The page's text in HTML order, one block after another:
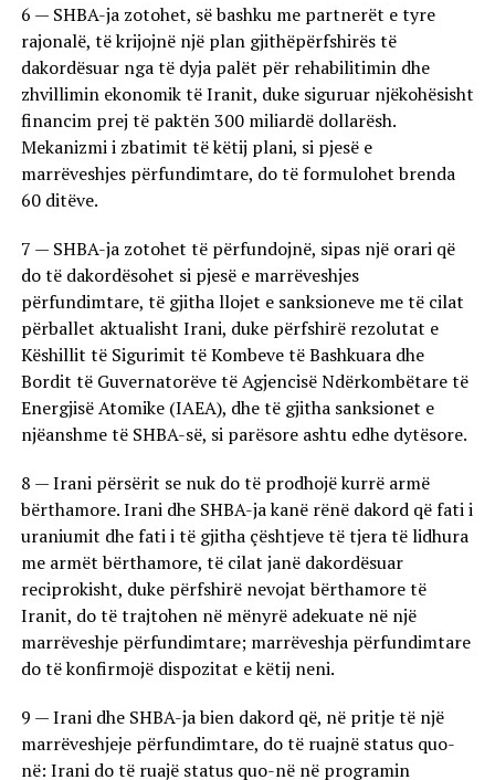
6 — SHBA-ja zotohet, së bashku me partnerët e tyre
rajonalë, të krijojnë një plan gjithëpërfshirës të
dakordësuar nga të dyja palët për rehabilitimin dhe
zhvillimin ekonomik të Iranit, duke siguruar njëkohësisht
financim prej të paktën 300 miliardë dollarësh.
Mekanizmi i zbatimit të këtij plani, si pjesë e
marrëveshjes përfundimtare, do të formulohet brenda
60 ditëve.
7 — SHBA-ja zotohet të përfundojnë, sipas një orari që
do të dakordësohet si pjesë e marrëveshjes
përfundimtare, të gjitha llojet e sanksioneve me të cilat
përballet aktualisht Irani, duke përfshirë rezolutat e
Këshillit të Sigurimit të Kombeve të Bashkuara dhe
Bordit të Guvernatorëve të Agjencisë Ndërkombëtare të
Energjisë Atomike (IAEA), dhe të gjitha sanksionet e
njëanshme të SHBA-së, si parësore ashtu edhe dytësore.
8 — Irani përsërit se nuk do të prodhojë kurrë armë
bërthamore. Irani dhe SHBA-ja kanë rënë dakord që fati i
uraniumit dhe fati i të gjitha çështjeve të tjera të lidhura
me armët bërthamore, të cilat janë dakordësuar
reciprokisht, duke përfshirë nevojat bërthamore të
Iranit, do të trajtohen në mënyrë adekuate në një
marrëveshje përfundimtare; marrëveshja përfundimtare
do të konfirmojë dispozitat e këtij neni.
9 — Irani dhe SHBA-ja bien dakord që, në pritje të një
marrëveshjeje përfundimtare, do të ruajnë status quo-
në: Irani do të ruajë status quo-në në programin